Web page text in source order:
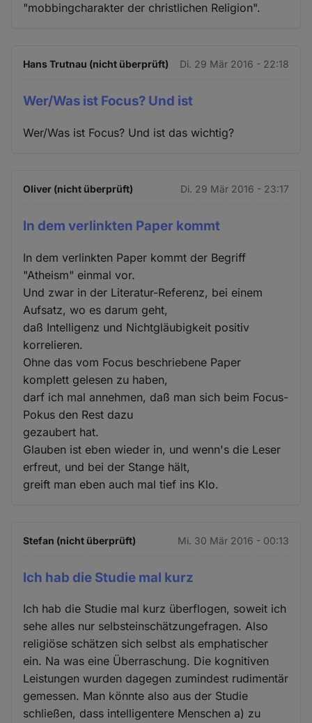
"mobbingcharakter der christlichen Religion".
Hans Trutnau (nicht überprüft) Di. 29 Mär 2016 - 22:18
Wer/Was ist Focus? Und ist
Wer/Was ist Focus? Und ist das wichtig?
Oliver (nicht überprüft) Di. 29 Mär 2016 - 23:17
In dem verlinkten Paper kommt
In dem verlinkten Paper kommt der Begriff
"Atheism" einmal vor.
Und zwar in der Literatur-Referenz, bei einem
Aufsatz, wo es darum geht,
daß Intelligenz und Nichtgläubigkeit positiv
korrelieren.
Ohne das vom Focus beschriebene Paper
komplett gelesen zu haben,
darf ich mal annehmen, daß man sich beim Focus-
Pokus den Rest dazu
gezaubert hat.
Glauben ist eben wieder in, und wenn's die Leser
erfreut, und bei der Stange hält,
greift man eben auch mal tief ins Klo.
Stefan (nicht überprüft) Mi. 30 Mär 2016 - 00:13
Ich hab die Studie mal kurz
Ich hab die Studie mal kurz überflogen, soweit ich
sehe alles nur selbsteinschätzungefragen. Also
religiöse schätzen sich selbst als emphatischer
ein. Na was eine Überraschung. Die kognitiven
Leistungen wurden dagegen zumindest rudimentär
gemessen. Man könnte also aus der Studie
schließen, dass intelligentere Menschen a) zu